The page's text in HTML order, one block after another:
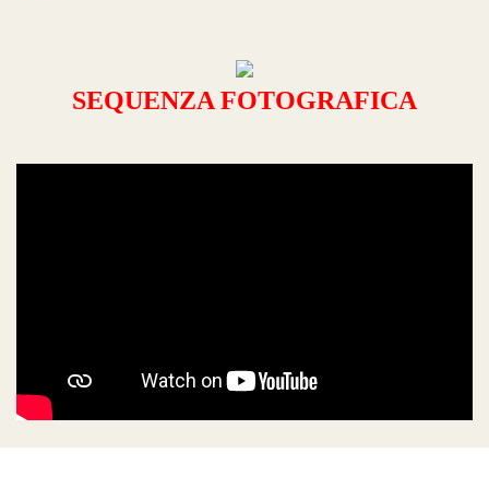
SEQUENZA FOTOGRAFICA